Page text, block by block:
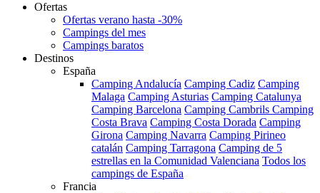
Ofertas
Ofertas verano hasta -30%
Campings del mes
Campings baratos
Destinos
España
Camping Andalucía Camping Cadiz Camping
Malaga Camping Asturias Camping Catalunya
Camping Barcelona Camping Cambrils Camping
Costa Brava Camping Costa Dorada Camping
Girona Camping Navarra Camping Pirineo
catalán Camping Tarragona Camping de 5
estrellas en la Comunidad Valenciana Todos los
campings de España
Francia